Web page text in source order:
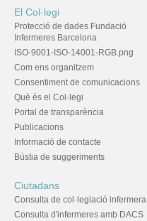
El Col·legi
Protecció de dades Fundació
Infermeres Barcelona
ISO-9001-ISO-14001-RGB.png
Com ens organitzem
Consentiment de comunicacions
Què és el Col·legi
Portal de transparència
Publicacions
Informació de contacte
Bústia de suggeriments
Ciutadans
Consulta de col·legiació infermera
Consulta d'infermeres amb DACS